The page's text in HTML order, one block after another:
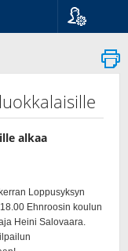
Suomi
Svenska
alkaa